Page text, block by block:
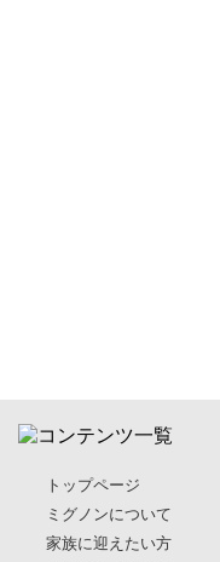
トップページ
ミグノンについて
家族に迎えたい方